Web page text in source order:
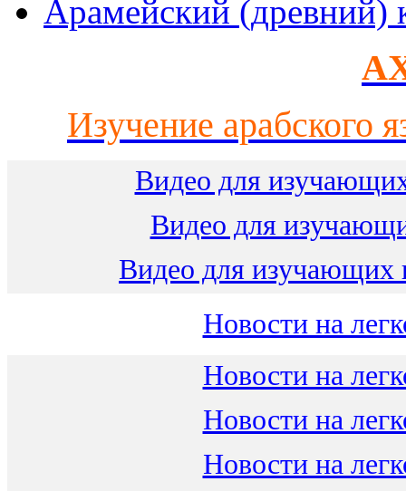
Арамейский (древний)
Изучение арабского
Видео для
Видео для
Видео для изучающих
Новости на
Новости на
Новости на
Новости на